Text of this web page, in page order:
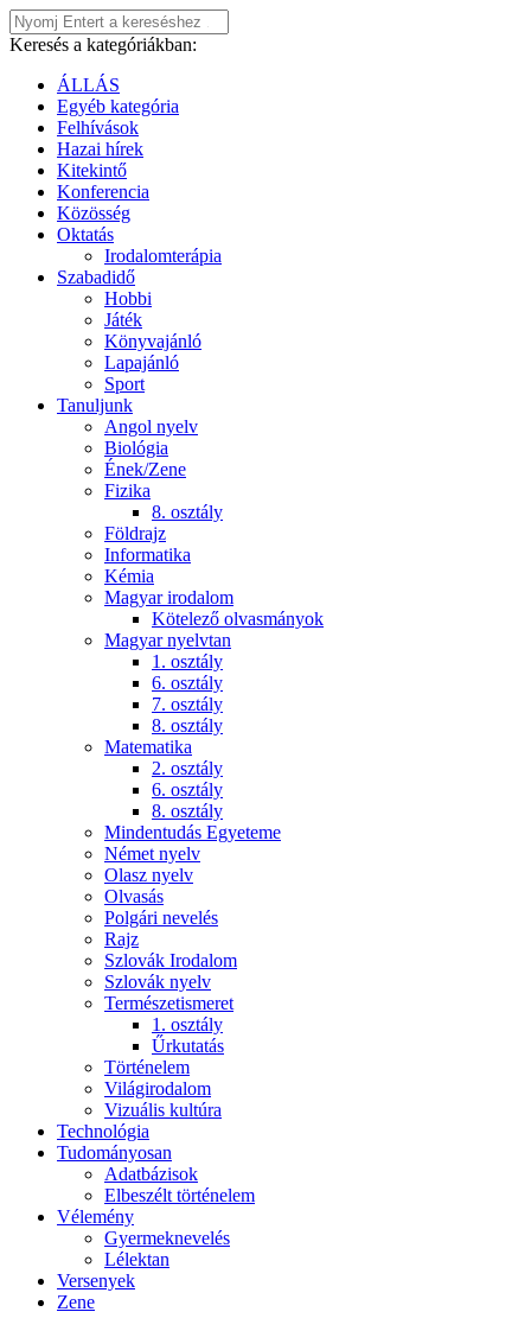
Keresés a kategóriákban:
ÁLLÁS
Egyéb kategória
Felhívások
Hazai hírek
Kitekintő
Konferencia
Közösség
Oktatás
Irodalomterápia
Szabadidő
Hobbi
Játék
Könyvajánló
Lapajánló
Sport
Tanuljunk
Angol nyelv
Biológia
Ének/Zene
Fizika
8. osztály
Földrajz
Informatika
Kémia
Magyar irodalom
Kötelező olvasmányok
Magyar nyelvtan
1. osztály
6. osztály
7. osztály
8. osztály
Matematika
2. osztály
6. osztály
8. osztály
Mindentudás Egyeteme
Német nyelv
Olasz nyelv
Olvasás
Polgári nevelés
Rajz
Szlovák Irodalom
Szlovák nyelv
Természetismeret
1. osztály
Űrkutatás
Történelem
Világirodalom
Vizuális kultúra
Technológia
Tudományosan
Adatbázisok
Elbeszélt történelem
Vélemény
Gyermeknevelés
Lélektan
Versenyek
Zene